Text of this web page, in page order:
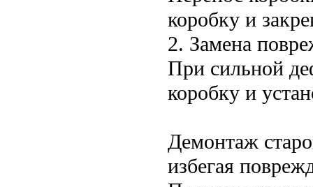
коробку и
2. Замена
При сильной
коробку и
Демонтаж
избегая